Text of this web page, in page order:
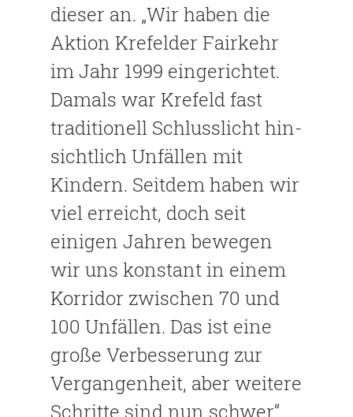
dieser an. „Wir haben die
Aktion Krefelder Fairkehr
im Jahr 1999 eingerichtet.
Damals war Krefeld fast
traditionell Schlusslicht hin­
sichtlich Unfällen mit
Kindern. Seitdem haben wir
viel erreicht, doch seit
einigen Jahren bewegen
wir uns konstant in einem
Korridor zwischen 70 und
100 Unfällen. Das ist eine
große Verbesserung zur
Vergangenheit, aber weitere
Schrit­te sind nun schwer“,